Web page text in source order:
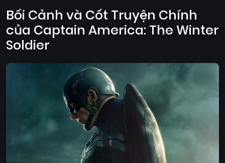
Bối Cảnh và Cốt Truyện Chính
của Captain America: The Winter
Soldier